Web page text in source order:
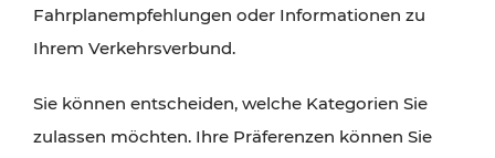
Fahrplanempfehlungen oder Informationen zu
Ihrem Verkehrsverbund.
Sie können entscheiden, welche Kategorien Sie
zulassen möchten. Ihre Präferenzen können Sie